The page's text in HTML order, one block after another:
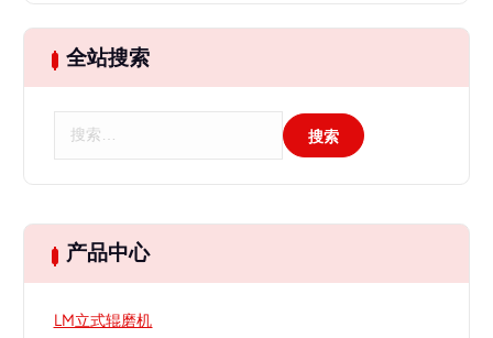
全站搜索
产品中心
LM立式辊磨机